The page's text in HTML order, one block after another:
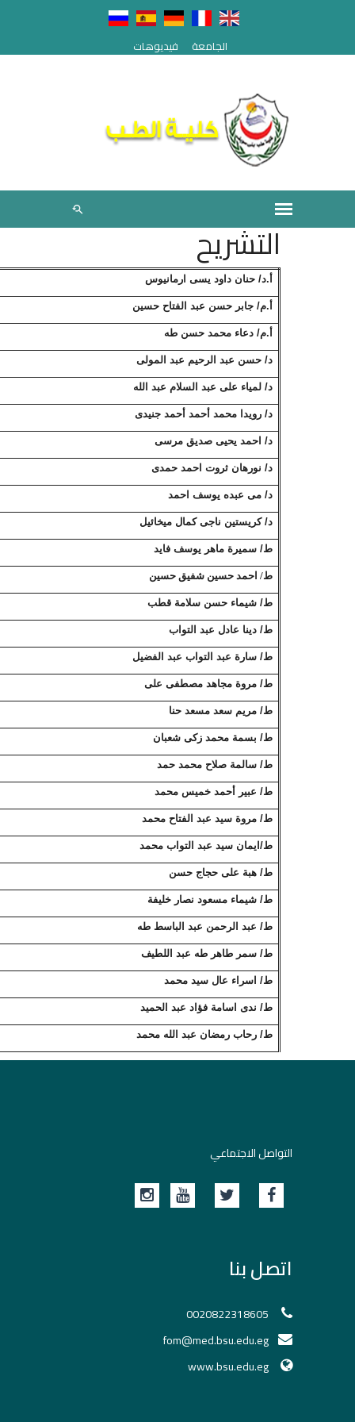
الجامعة فيديوهات
التشريح
أ.د/ حنان داود يسى ارمانيوس
أ.م/ جابر حسن عبد الفتاح حسين
أ.م/ دعاء محمد حسن طه
د/ حسن عبد الرحيم عبد المولى
د/ لمياء على عبد السلام عبد الله
د/ رويدا محمد أحمد أحمد جنيدى
د/ احمد يحيى صديق مرسى
د/ نورهان ثروت احمد حمدى
د/ مى عبده يوسف احمد
د/ كريستين ناجى كمال ميخائيل
ط/ سميرة ماهر يوسف فايد
ط/ احمد حسين شفيق حسين
ط/ شيماء حسن سلامة قطب
ط/ دينا عادل عبد التواب
ط/ سارة عبد التواب عبد الفضيل
ط/ مروة مجاهد مصطفى على
ط/ مريم سعد مسعد حنا
ط/ بسمة محمد زكى شعبان
ط/ سالمة صلاح محمد حمد
ط/ عبير أحمد خميس محمد
ط/ مروة سيد عبد الفتاح محمد
ط/ايمان سيد عبد التواب محمد
ط/ هبة على حجاج حسن
ط/ شيماء مسعود نصار خليفة
ط/ عبد الرحمن عبد الباسط طه
ط/ سمر طاهر طه عبد اللطيف
ط/ اسراء عال سيد محمد
ط/ ندى اسامة فؤاد عبد الحميد
ط/ رحاب رمضان عبد الله محمد
التواصل الاجتماعي
اتصل بنا
0020822318605
fom@med.bsu.edu.eg
www.bsu.edu.eg